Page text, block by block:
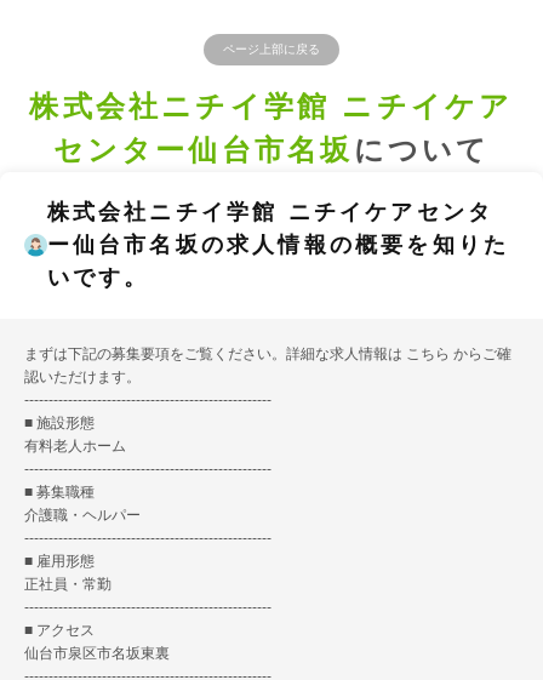
ページ上部に戻る
株式会社ニチイ学館 ニチイケア
センター仙台市名坂 について
株式会社ニチイ学館 ニチイケアセンタ
ー仙台市名坂の求人情報の概要を知りた
いです。
まずは下記の募集要項をご覧ください。詳細な求人情報は こちら からご確
認いただけます。
---------------------------------------------------
■ 施設形態
有料老人ホーム
---------------------------------------------------
■ 募集職種
介護職・ヘルパー
---------------------------------------------------
■ 雇用形態
正社員・常勤
---------------------------------------------------
■ アクセス
仙台市泉区市名坂東裏
---------------------------------------------------